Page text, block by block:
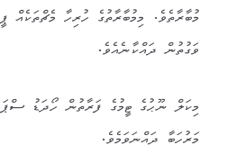
މުބާރާތެވެ. މިމުބާރާތުގެ ހުރިހާ
ވަގުތުން ދައްކާނެއެވެ.
މިކަލް ނޫޙުގެ ޓީމުގެ ފަރާތުން ހޯދަޑު
މަރުހަބާ ދައްނަވަމެވެ.